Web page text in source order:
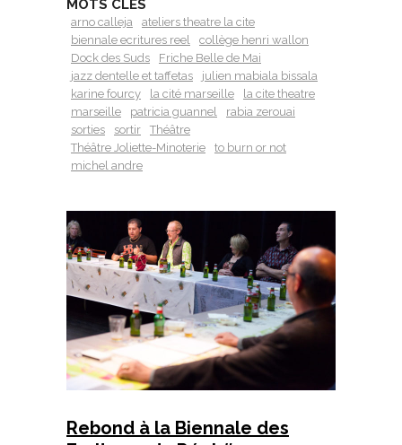
MOTS CLÉS
arno calleja
ateliers theatre la cite
biennale ecritures reel
collège henri wallon
Dock des Suds
Friche Belle de Mai
jazz dentelle et taffetas
julien mabiala bissala
karine fourcy
la cité marseille
la cite theatre
marseille
patricia guannel
rabia zerouai
sorties
sortir
Théâtre
Théâtre Joliette-Minoterie
to burn or not
­michel andre
Rebond à la Biennale des